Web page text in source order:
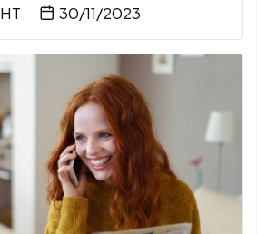
30/11/2023